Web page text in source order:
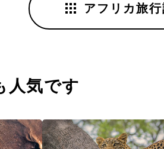
アフリカ旅
人気です